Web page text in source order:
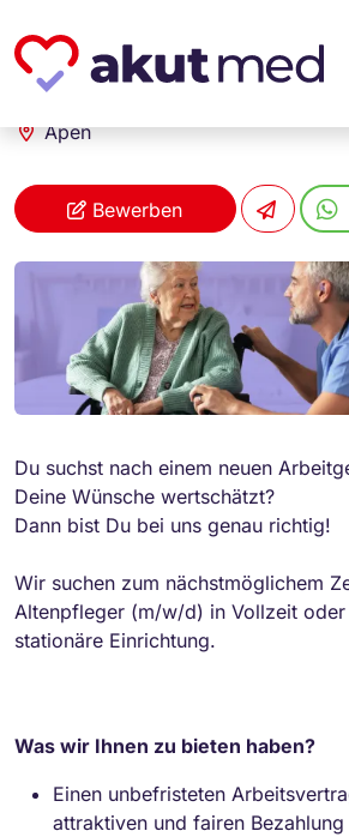
akut... Medizinische
Altenpfleger (m/w/d)
Apen
Bewerben
Du suchst nach einem neuen
Deine Wünsche wertschätzt?
Dann bist Du bei uns genau richtig!
Wir suchen zum nächstmöglichem
Altenpfleger (m/w/d) in Vollzeit
stationäre Einrichtung.
Was wir Ihnen zu bieten haben?
Einen unbefristeten
attraktiven und fairen